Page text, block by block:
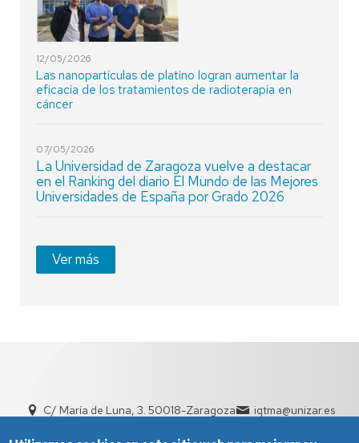
12/05/2026
Las nanopartículas de platino logran aumentar la
eficacia de los tratamientos de radioterapia en
cáncer
07/05/2026
La Universidad de Zaragoza vuelve a destacar
en el Ranking del diario El Mundo de las Mejores
Universidades de España por Grado 2026
Ver más
C/ María de Luna, 3. 50018-Zaragoza
iqtma@unizar.es